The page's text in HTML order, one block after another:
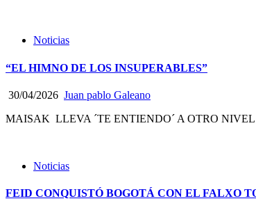
Noticias
“EL HIMNO DE LOS INSUPERABLES”
30/04/2026 Juan pablo Galeano
MAISAK LLEVA ´TE ENTIENDO´ A OTRO
Noticias
FEID CONQUISTÓ BOGOTÁ CON EL FALXO